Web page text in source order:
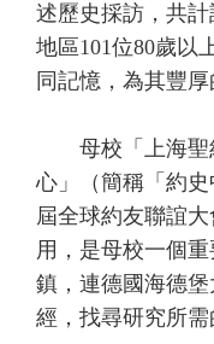
述歷史採訪，共
地區101位80歲以
同記憶，為其豐厚
母校「上海聖
心」（簡稱「約史
屆全球約友聯誼
用，是母校一個
鎮，連德國海德
經，找尋研究所需